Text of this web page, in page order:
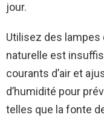
jour.
Utilisez des
naturelle est
courants d’air et
d’humidité pour
telles que la fonte